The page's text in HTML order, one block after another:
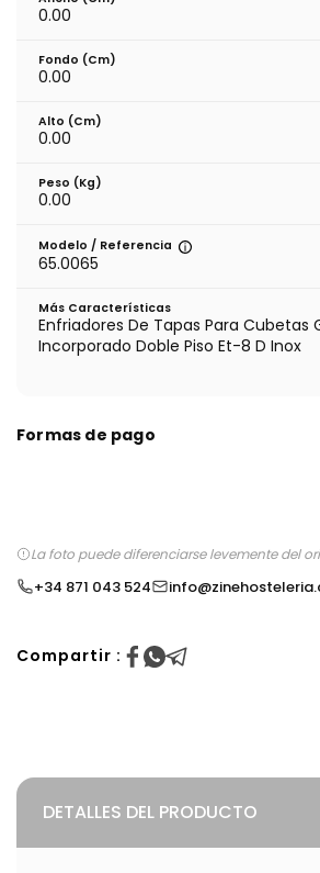
0.00
Fondo (cm)
0.00
Alto (cm)
0.00
Peso (kg)
0.00
Modelo / Referencia
65.0065
Más Características
Enfriadores De Tapas Para Cubetas
Incorporado Doble Piso Et-8 D Inox
Formas de pago
La foto puede diferenciarse levemente del
+34 871 043 524
Compartir :
DETALLES DEL PRODUCTO